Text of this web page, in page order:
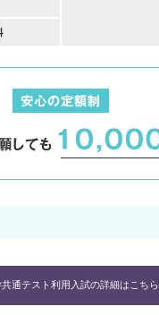
通テスト利用入試の詳細はこちら